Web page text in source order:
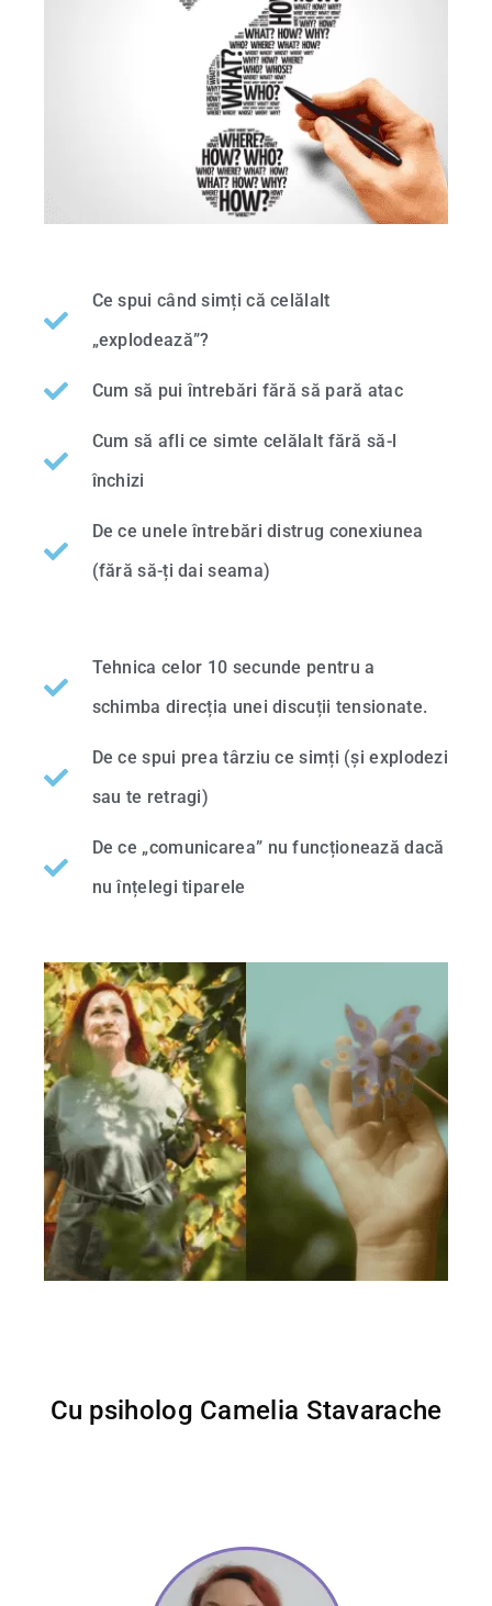
Ce spui când simți că celălalt
„explodează”?
Cum să pui întrebări fără să pară atac
Cum să afli ce simte celălalt fără să-l
închizi
De ce unele întrebări distrug conexiunea
(fără să-ți dai seama)
Tehnica celor 10 secunde pentru a
schimba direcția unei discuții tensionate.
De ce spui prea târziu ce simți (și explodezi
sau te retragi)
De ce „comunicarea” nu funcționează dacă
nu înțelegi tiparele
Cu psiholog Camelia Stavarache